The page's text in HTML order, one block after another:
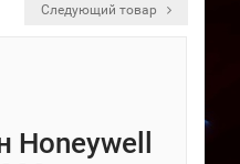
Следующий товар
Honeywell